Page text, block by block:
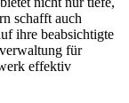
schafft auch
ihre beabsichtigte
für
effektiv